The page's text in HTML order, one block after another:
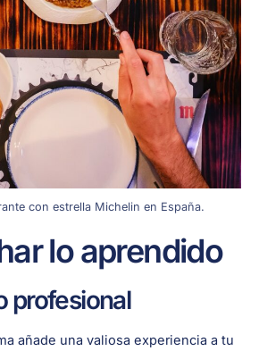
con estrella Michelin en España.
lo aprendido
profesional
añade una valiosa experiencia a tu